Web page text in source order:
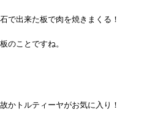
で出来た板で肉を焼きまくる！
のことですね。
かトルティーヤがお気に入り！